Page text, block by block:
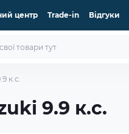
центр Trade-in Відгуки
к.с.
9.9 к.с.